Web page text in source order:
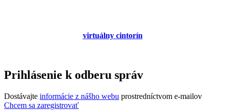
virtuálny cintorín
Prihlásenie k odberu správ
Dostávajte informácie z nášho webu prostredníctvom e-mailov
Chcem sa zaregistrovať